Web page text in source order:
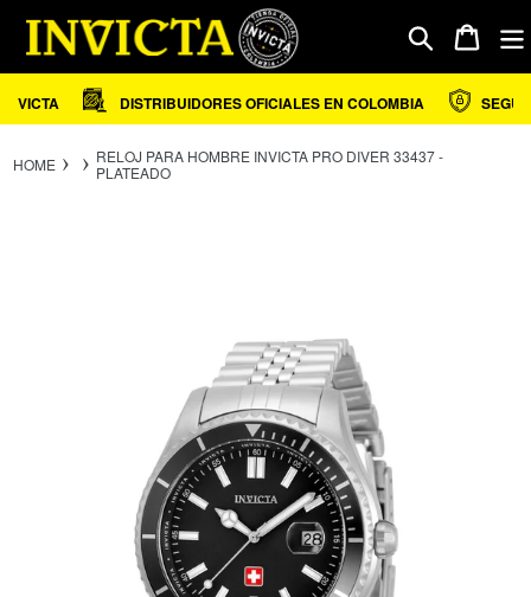
directamente
contenido
Buscar Carrito
DISTRIBUIDORES OFICIALES EN COLOMBIA
HOME
RELOJ PARA HOMBRE INVICTA PRO DIVER 33437 -
PLATEADO